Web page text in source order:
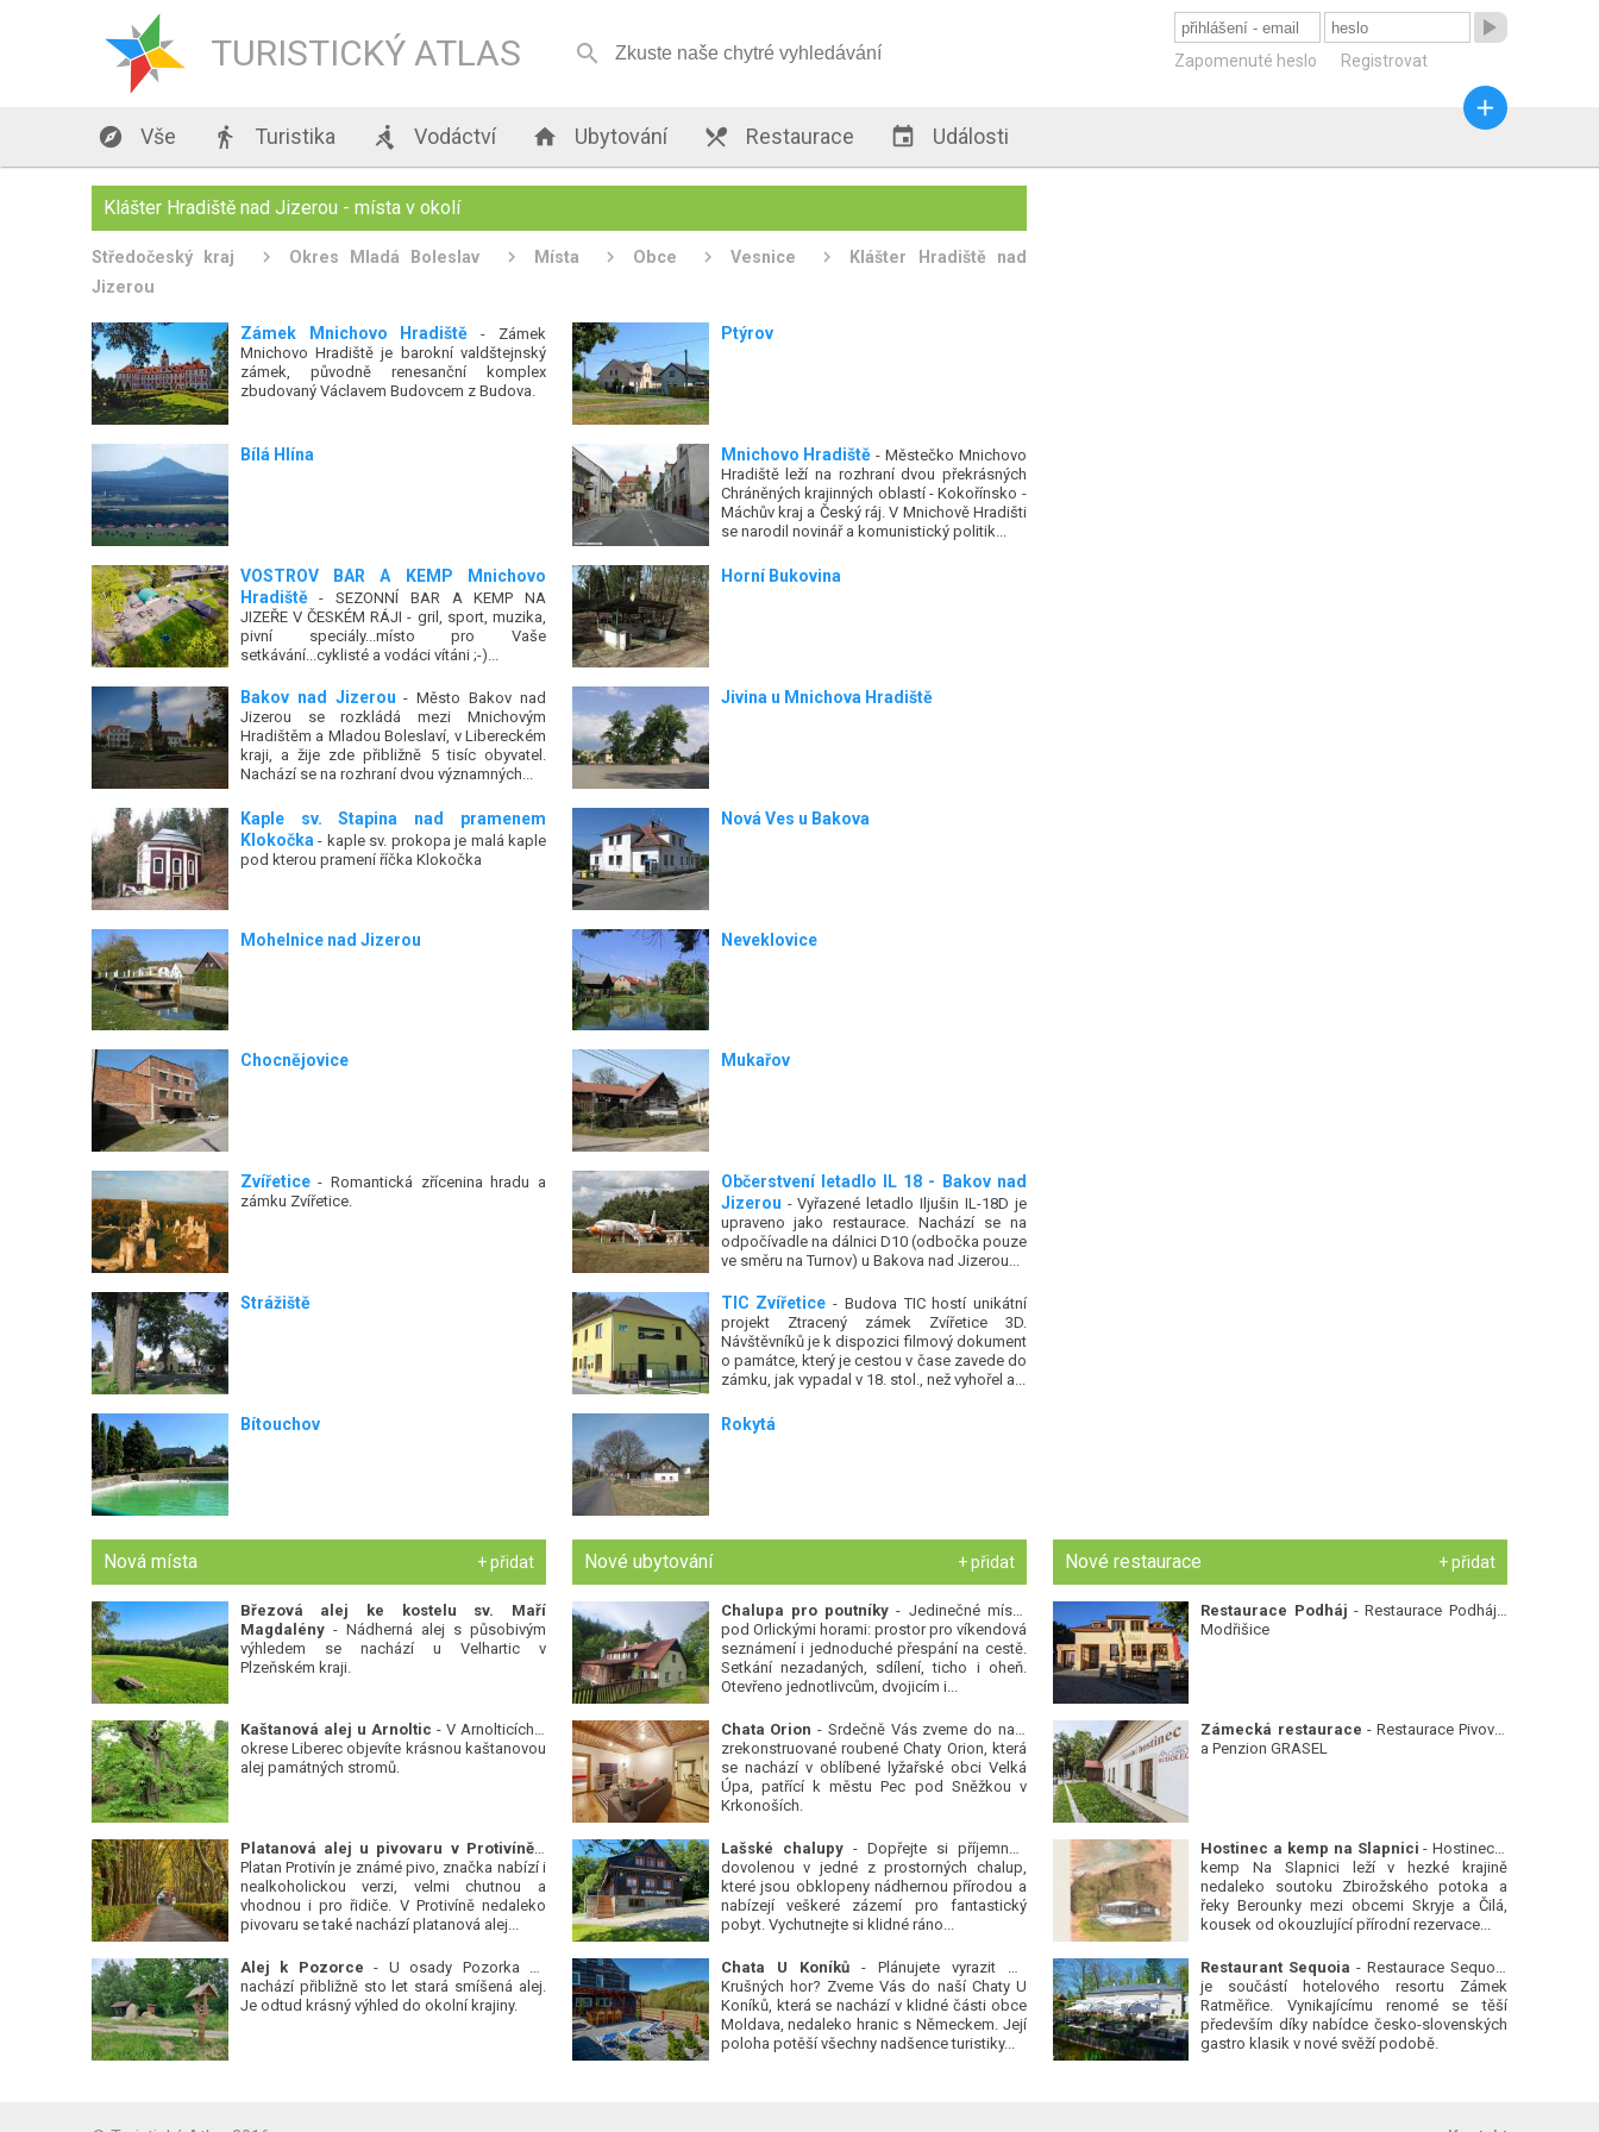
TURISTICKÝ ATLAS 

Zapomenuté heslo Registrovat
 Vše  Turistika  Vodáctví  Ubytování  Restaurace  Události

Klášter Hradiště nad Jizerou - místa v okolí
Středočeský kraj Okres Mladá Boleslav Místa Obce Vesnice
Klášter Hradiště nad
Jizerou
Ptýrov
Zámek Mnichovo Hradiště - Zámek
Mnichovo Hradiště je barokní valdštejnský
zámek, původně renesanční komplex
zbudovaný Václavem Budovcem z Budova.
Mnichovo Hradiště - Městečko Mnichovo
Hradiště leží na rozhraní dvou překrásných
Chráněných krajinných oblastí - Kokořínsko -
Máchův kraj a Český ráj. V Mnichově Hradišti
se narodil novinář a komunistický politik...
Bílá Hlína
Horní Bukovina
VOSTROV BAR A KEMP Mnichovo
Hradiště- SEZONNÍ BAR A KEMP NA
JIZEŘE V ČESKÉM RÁJI - gril, sport, muzika,
pivní speciály...místo pro Vaše
setkávání...cyklisté a vodáci vítáni ;-)...
Jivina u Mnichova Hradiště
Bakov nad Jizerou - Město Bakov nad
Jizerou se rozkládá mezi Mnichovým
Hradištěm a Mladou Boleslaví, v Libereckém
kraji, a žije zde přibližně 5 tisíc obyvatel.
Nachází se na rozhraní dvou významných...
Nová Ves u Bakova
Kaple sv. Stapina nad pramenem
Klokočka - kaple sv. prokopa je malá kaple
pod kterou pramení říčka Klokočka
Neveklovice
Mohelnice nad Jizerou
Mukařov
Chocnějovice
Občerstvení letadlo IL 18 - Bakov nad
Jizerou - Vyřazené letadlo Iljušin IL-18D je
upraveno jako restaurace. Nachází se na
odpočívadle na dálnici D10 (odbočka pouze
ve směru na Turnov) u Bakova nad Jizerou...
Zvířetice- Romantická zřícenina hradu a
zámku Zvířetice.
TIC Zvířetice - Budova TIC hostí unikátní
projekt Ztracený zámek Zvířetice 3D.
Návštěvníků je k dispozici filmový dokument
o památce, který je cestou v čase zavede do
zámku, jak vypadal v 18. stol., než vyhořel a...
Strážiště
Rokytá
Bítouchov
Nová místa + přidat
Březová alej ke kostelu sv. Maří
Magdalény- Nádherná alej s působivým
výhledem se nachází u Velhartic v
Plzeňském kraji.
Kaštanová alej u Arnoltic - V Arnolticích v
okrese Liberec objevíte krásnou kaštanovou
alej památných stromů.
Platanová alej u pivovaru v Protivíně-
Platan Protivín je známé pivo, značka nabízí i
nealkoholickou verzi, velmi chutnou a
vhodnou i pro řidiče. V Protivíně nedaleko
pivovaru se také nachází platanová alej...
Alej k Pozorce - U osady Pozorka se
nachází přibližně sto let stará smíšená alej.
Je odtud krásný výhled do okolní krajiny.
Nové ubytování + přidat
Chalupa pro poutníky - Jedinečné místo
pod Orlickými horami: prostor pro víkendová
seznámení i jednoduché přespání na cestě.
Setkání nezadaných, sdílení, ticho i oheň.
Otevřeno jednotlivcům, dvojicím i...
Chata Orion - Srdečně Vás zveme do naší
zrekonstruované roubené Chaty Orion, která
se nachází v oblíbené lyžařské obci Velká
Úpa, patřící k městu Pec pod Sněžkou v
Krkonoších.
Lašské chalupy- Dopřejte si příjemnou
dovolenou v jedné z prostorných chalup,
které jsou obklopeny nádhernou přírodou a
nabízejí veškeré zázemí pro fantastický
pobyt. Vychutnejte si klidné ráno...
Chata U Koníků- Plánujete vyrazit do
Krušných hor? Zveme Vás do naší Chaty U
Koníků, která se nachází v klidné části obce
Moldava, nedaleko hranic s Německem. Její
poloha potěší všechny nadšence turistiky...
Nové restaurace + přidat
Restaurace Podháj - Restaurace Podháj -
Modřišice
Zámecká restaurace - Restaurace Pivovar
a Penzion GRASEL
Hostinec a kemp na Slapnici - Hostinec a
kemp Na Slapnici leží v hezké krajině
nedaleko soutoku Zbirožského potoka a
řeky Berounky mezi obcemi Skryje a Čilá,
kousek od okouzlující přírodní rezervace...
Restaurant Sequoia - Restaurace Sequoia
je součástí hotelového resortu Zámek
Ratměřice. Vynikajícímu renomé se těší
především díky nabídce česko-slovenských
gastro klasik v nové svěží podobě.